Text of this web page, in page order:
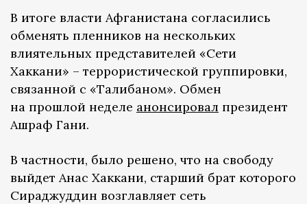
В итоге власти Афганистана согласились
обменять пленников на нескольких
влиятельных представителей «Сети
Хаккани» – террористической группировки,
связанной с «Талибаном». Обмен
на прошлой неделе анонсировал президент
Ашраф Гани.
В частности, было решено, что на свободу
выйдет Анас Хаккани, старший брат которого
Сираджуддин возглавляет сеть